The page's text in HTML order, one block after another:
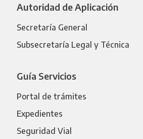
Autoridad de Aplicación
Secretaría General
Subsecretaría Legal y Técnica
Guía Servicios
Portal de trámites
Expedientes
Seguridad Vial